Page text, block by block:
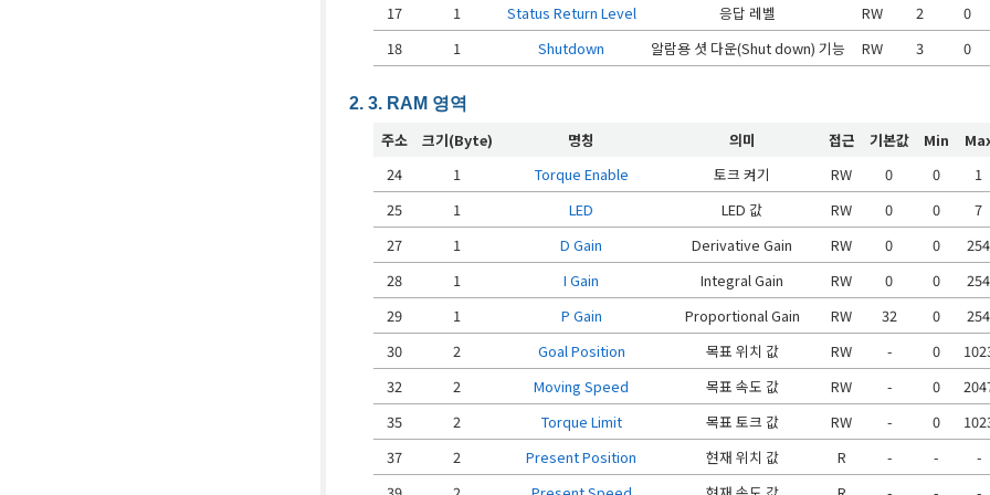
17
1 Status Return Level 응답 레벨 RW 2 0
18
1 Shutdown 알람용 셧 다운(Shut down) 기능 RW 3 0
RAM 영역
주소 크기(Byte) 명칭 의미 접근 기본값 Min
24
1 Torque Enable 토크 켜기 RW 0 0
1
25
1 LED LED 값 RW 0 0
7
27
1 D Gain Derivative Gain RW 0 0
254
28
1 I Gain Integral Gain RW 0 0
254
29
1 P Gain Proportional Gain RW 32 0
254
30
2 Goal Position 목표 위치 값 RW - 0
32
2 Moving Speed 목표 속도 값 RW - 0
35
2 Torque Limit 목표 토크 값 RW - 0
37
2 Present Position 현재 위치 값 R - -
-